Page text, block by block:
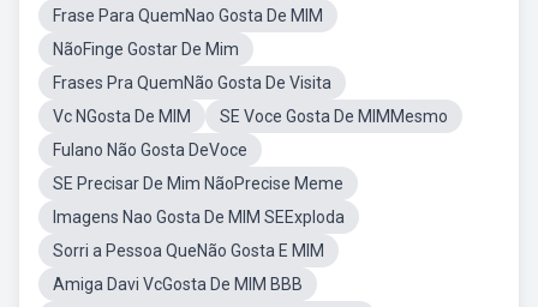
Frase Para QuemNao Gosta De MIM
NãoFinge Gostar De Mim
Frases Pra QuemNão Gosta De Visita
Vc NGosta De MIM
SE Voce Gosta De MIMMesmo
Fulano Não Gosta DeVoce
SE Precisar De Mim NãoPrecise Meme
Imagens Nao Gosta De MIM SEExploda
Sorri a Pessoa QueNão Gosta E MIM
Amiga Davi VcGosta De MIM BBB